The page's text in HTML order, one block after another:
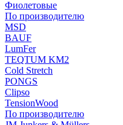
Фиолетовые
По производителю
MSD
BAUF
LumFer
TEQTUM KM2
Cold Stretch
PONGS
Clipso
TensionWood
По производителю